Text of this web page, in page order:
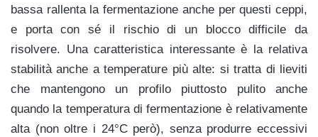
bassa rallenta la fermentazione anche per questi ceppi,
e porta con sé il rischio di un blocco difficile da
risolvere. Una caratteristica interessante è la relativa
stabilità anche a temperature più alte: si tratta di lieviti
che mantengono un profilo piuttosto pulito anche
quando la temperatura di fermentazione è relativamente
alta (non oltre i 24°C però), senza produrre eccessivi